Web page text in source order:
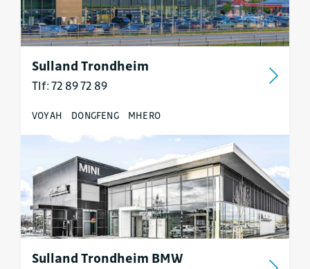
Sulland Trondheim
Tlf: 72 89 72 89
VOYAH DONGFENG MHERO
Sulland Trondheim BMW